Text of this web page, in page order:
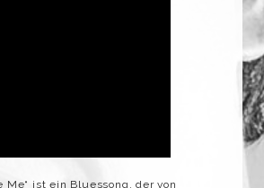
Me“ ist ein Bluessong, der von